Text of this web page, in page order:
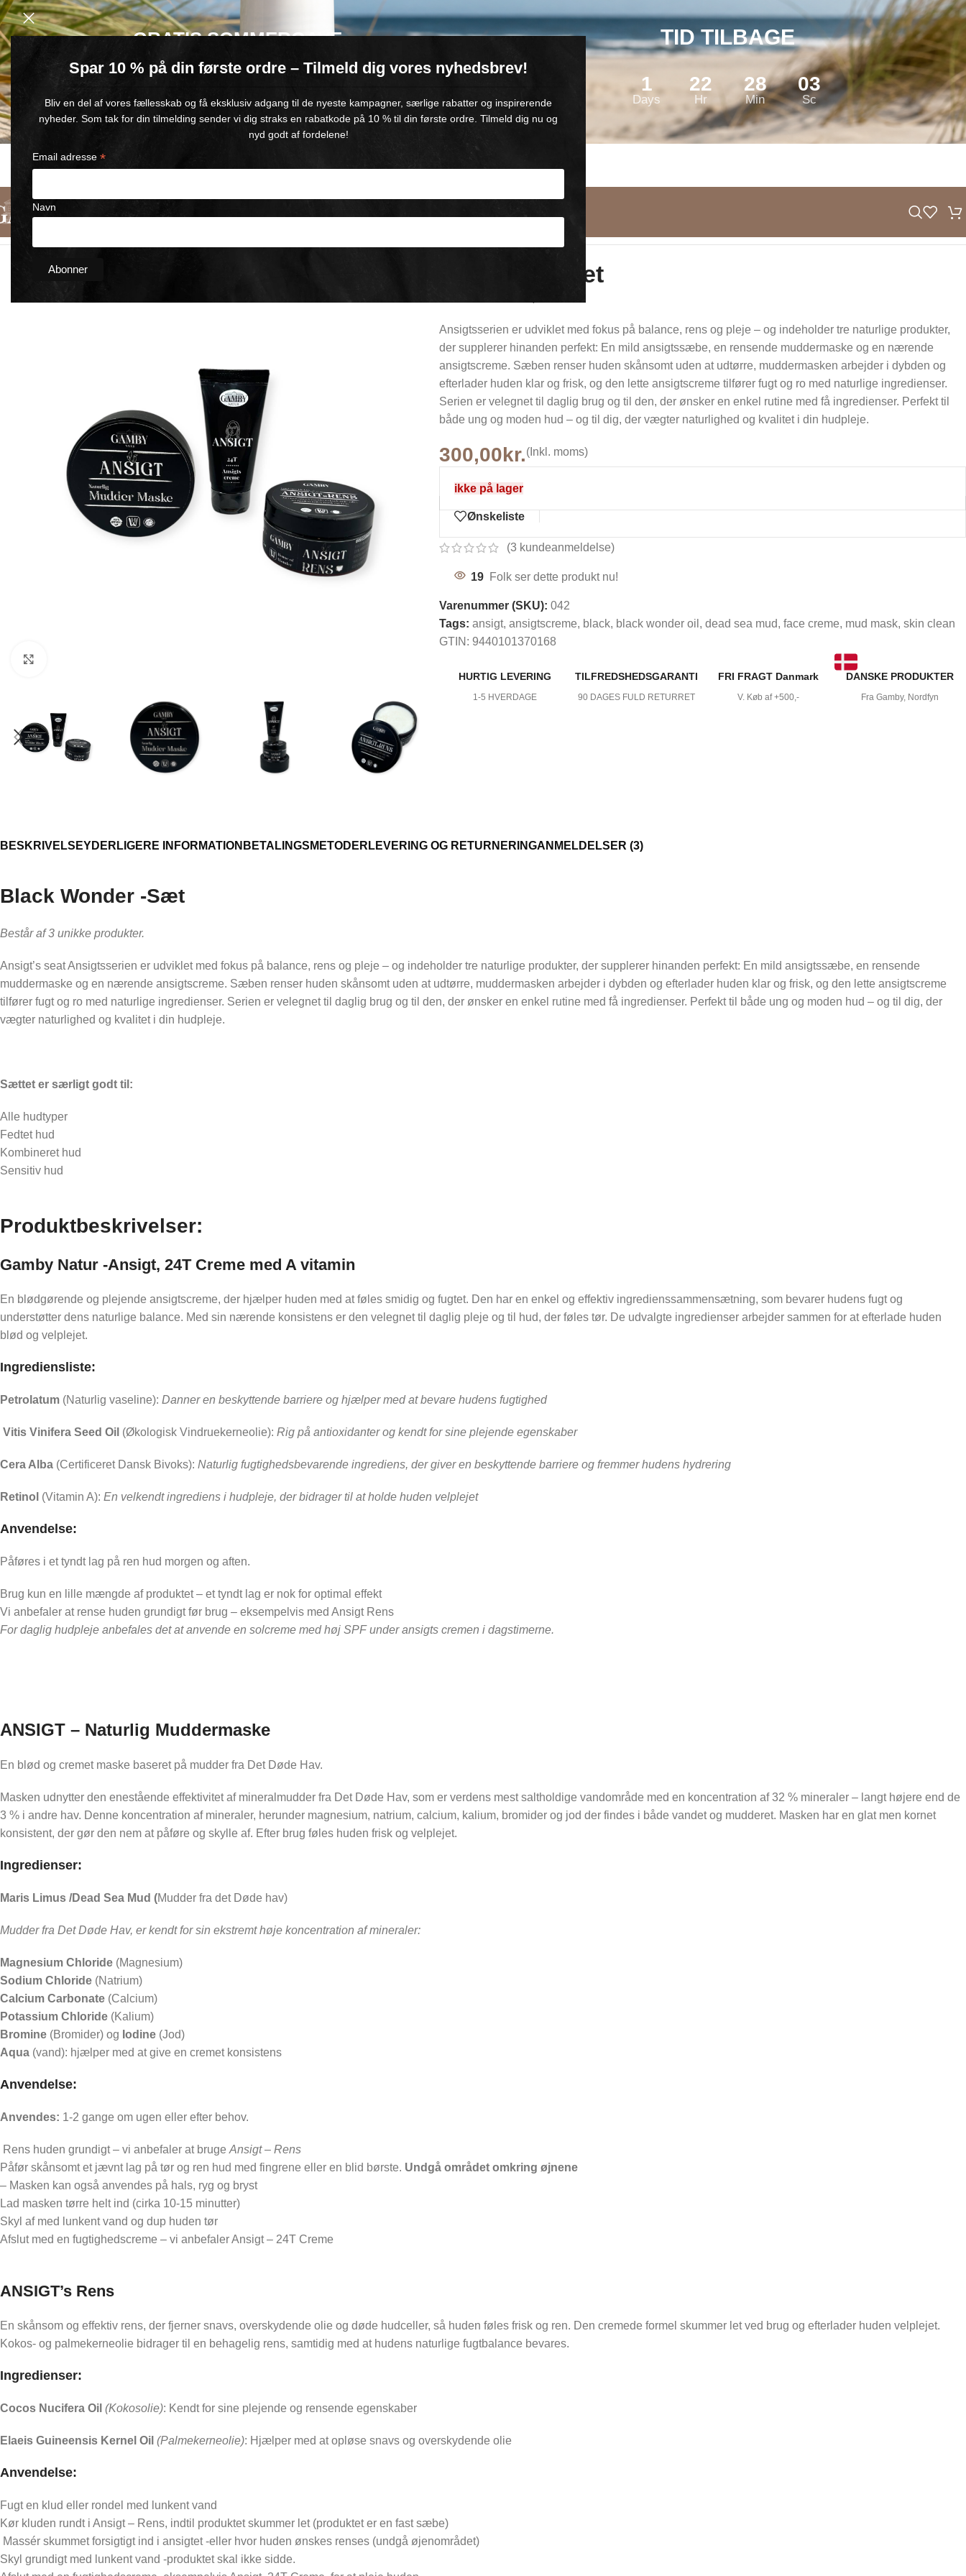
Spar 10 % på din første ordre – Tilmeld dig vores nyhedsbrev!
Bliv en del af vores fællesskab og få eksklusiv adgang til de nyeste kampagner, særlige rabatter og inspirerende
nyheder. Som tak for din tilmelding sender vi dig straks en rabatkode på 10 % til din første ordre. Tilmeld dig nu og
nyd godt af fordelene!
Email adresse *
Navn
GRATIS SOMMERGAVE
Køb for min. 600 kr.
– og få en GRATIS Blue Wonder Kropspleje Roll-on med 💙
🎁 Gælder til og med d. 9. august
TID TILBAGE
1
Days
22
Hr
28
Min
02
Sc
HURTIG LEVERING
1-5 HVERDAGE
90 DAGES FULD RETURRET
V. Køb af +500,-
FRA GAMBY, NORDFYN
Velvære for aktive muskler
Behagelig oplevelse ved ubehag
Støtte til en afslappet hverdag
Behagelig følelse i benene
Se det
ANSIGT’s Sæt
Ansigtsserien er udviklet med fokus på balance, rens og pleje – og indeholder tre naturlige produkter,
der supplerer hinanden perfekt: En mild ansigtssæbe, en rensende muddermaske og en nærende
ansigtscreme. Sæben renser huden skånsomt uden at udtørre, muddermasken arbejder i dybden og
efterlader huden klar og frisk, og den lette ansigtscreme tilfører fugt og ro med naturlige ingredienser.
Serien er velegnet til daglig brug og til den, der ønsker en enkel rutine med få ingredienser. Perfekt til
både ung og moden hud – og til dig, der vægter naturlighed og kvalitet i din hudpleje.
300,00kr.(Inkl. moms)
ikke på lager
Ønskeliste
(3 kundeanmeldelse)
19 Folk ser dette produkt nu!
Varenummer (SKU): 042
Tags: ansigt, ansigtscreme, black, black wonder oil , dead sea mud, face creme, mud mask, skin clean
GTIN: 9440101370168
HURTIG LEVERING
1-5 HVERDAGE
TILFREDSHEDSGARANTI
90 DAGES FULD RETURRET
FRI FRAGT Danmark
V. Køb af +500,-
DANSKE PRODUKTER
Fra Gamby, Nordfyn
BESKRIVELSEYDERLIGERE INFORMATION BETALINGSMETODER LEVERING OG RETURNERINGANMELDELSER (3)
Black Wonder -Sæt
Består af 3 unikke produkter.
Ansigt’s seat Ansigtsserien er udviklet med fokus på balance, rens og pleje – og indeholder tre naturlige produkter, der supplerer hinanden perfekt: En mild ansigtssæbe, en rensende
muddermaske og en nærende ansigtscreme. Sæben renser huden skånsomt uden at udtørre, muddermasken arbejder i dybden og efterlader huden klar og frisk, og den lette ansigtscreme
tilfører fugt og ro med naturlige ingredienser. Serien er velegnet til daglig brug og til den, der ønsker en enkel rutine med få ingredienser. Perfekt til både ung og moden hud – og til dig, der
vægter naturlighed og kvalitet i din hudpleje.
Sættet er særligt godt til:
Alle hudtyper
Fedtet hud
Kombineret hud
Sensitiv hud
Produktbeskrivelser:
Gamby Natur -Ansigt, 24T Creme med A vitamin
En blødgørende og plejende ansigtscreme, der hjælper huden med at føles smidig og fugtet. Den har en enkel og effektiv ingredienssammensætning, som bevarer hudens fugt og
understøtter dens naturlige balance. Med sin nærende konsistens er den velegnet til daglig pleje og til hud, der føles tør. De udvalgte ingredienser arbejder sammen for at efterlade huden
blød og velplejet.
Ingrediensliste:
Petrolatum (Naturlig vaseline): Danner en beskyttende barriere og hjælper med at bevare hudens fugtighed
Vitis Vinifera Seed Oil (Økologisk Vindruekerneolie): Rig på antioxidanter og kendt for sine plejende egenskaber
Cera Alba (Certificeret Dansk Bivoks): Naturlig fugtighedsbevarende ingrediens, der giver en beskyttende barriere og fremmer hudens hydrering
Retinol (Vitamin A): En velkendt ingrediens i hudpleje, der bidrager til at holde huden velplejet
Anvendelse:
Påføres i et tyndt lag på ren hud morgen og aften.
Brug kun en lille mængde af produktet – et tyndt lag er nok for optimal effekt
Vi anbefaler at rense huden grundigt før brug – eksempelvis med Ansigt Rens
For daglig hudpleje anbefales det at anvende en solcreme med høj SPF under ansigts cremen i dagstimerne.
ANSIGT – Naturlig Muddermaske
En blød og cremet maske baseret på mudder fra Det Døde Hav.
Masken udnytter den enestående effektivitet af mineralmudder fra Det Døde Hav, som er verdens mest saltholdige vandområde med en koncentration af 32 % mineraler – langt højere end de
3 % i andre hav. Denne koncentration af mineraler, herunder magnesium, natrium, calcium, kalium, bromider og jod der findes i både vandet og mudderet. Masken har en glat men kornet
konsistent, der gør den nem at påføre og skylle af. Efter brug føles huden frisk og velplejet.
Ingredienser:
Maris Limus /Dead Sea Mud (Mudder fra det Døde hav)
Mudder fra Det Døde Hav, er kendt for sin ekstremt høje koncentration af mineraler:
Magnesium Chloride (Magnesium)
Sodium Chloride (Natrium)
Calcium Carbonate (Calcium)
Potassium Chloride (Kalium)
Bromine (Bromider) og Iodine (Jod)
Aqua (vand): hjælper med at give en cremet konsistens
Anvendelse:
Anvendes: 1-2 gange om ugen eller efter behov.
Rens huden grundigt – vi anbefaler at bruge Ansigt – Rens
Påfør skånsomt et jævnt lag på tør og ren hud med fingrene eller en blid børste. Undgå området omkring øjnene
– Masken kan også anvendes på hals, ryg og bryst
Lad masken tørre helt ind (cirka 10-15 minutter)
Skyl af med lunkent vand og dup huden tør
Afslut med en fugtighedscreme – vi anbefaler Ansigt – 24T Creme
ANSIGT’s Rens
En skånsom og effektiv rens, der fjerner snavs, overskydende olie og døde hudceller, så huden føles frisk og ren. Den cremede formel skummer let ved brug og efterlader huden velplejet.
Kokos- og palmekerneolie bidrager til en behagelig rens, samtidig med at hudens naturlige fugtbalance bevares.
Ingredienser:
Cocos Nucifera Oil (Kokosolie): Kendt for sine plejende og rensende egenskaber
Elaeis Guineensis Kernel Oil (Palmekerneolie): Hjælper med at opløse snavs og overskydende olie
Anvendelse:
Fugt en klud eller rondel med lunkent vand
Kør kluden rundt i Ansigt – Rens, indtil produktet skummer let (produktet er en fast sæbe)
Massér skummet forsigtigt ind i ansigtet -eller hvor huden ønskes renses (undgå øjenområdet)
Skyl grundigt med lunkent vand -produktet skal ikke sidde.